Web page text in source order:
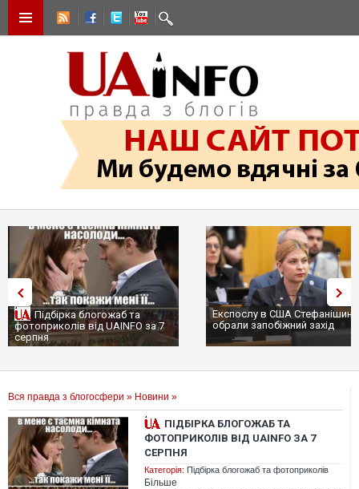
Підбірка блогожаб та
фотоприколів від UAINFO за 7
серпня
Експослу в США
обрали запобіжний захід
Вся правда з блогосфери » Новини »
ПІДБІРКА БЛОГОЖАБ ТА
ФОТОПРИКОЛІВ ВІД UAINFO ЗА 7
СЕРПНЯ
Категорія: Підбірка блогожаб та фотоприколів
Більше